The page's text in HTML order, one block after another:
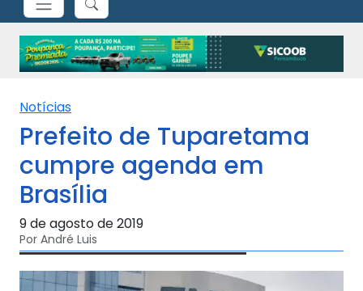
Notícias
Prefeito de Tuparetama
cumpre agenda em
Brasília
9 de agosto de 2019
Por André Luis